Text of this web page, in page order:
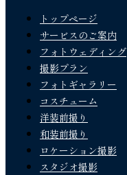
トップページ
サービスのご案内
フォトウェディング
撮影プラン
フォトギャラリー
コスチューム
洋装前撮り
和装前撮り
ロケーション撮影
スタジオ撮影